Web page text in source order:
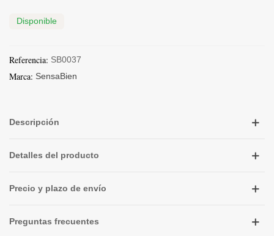
Disponible
Referencia: SB0037
Marca: SensaBien
Descripción
Detalles del producto
Precio y plazo de envío
Preguntas frecuentes